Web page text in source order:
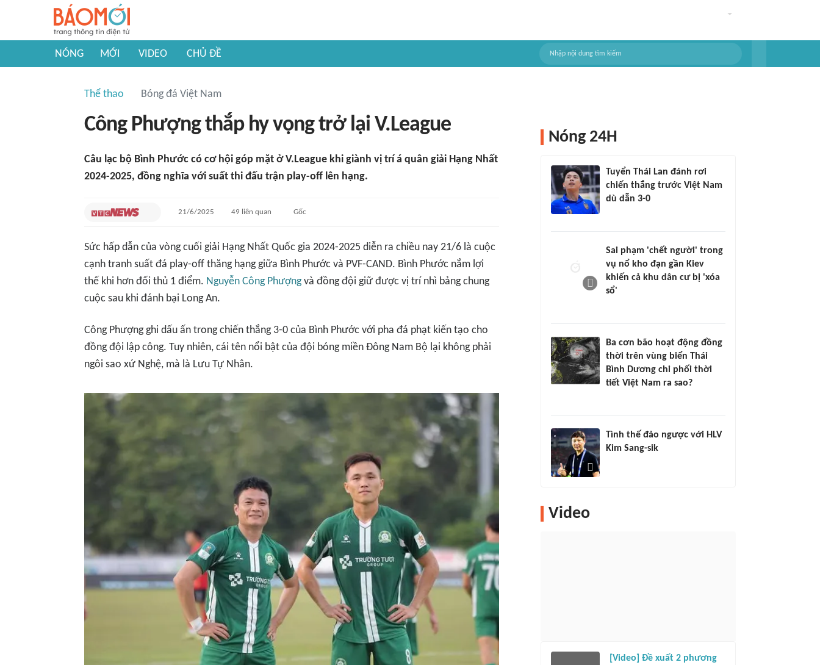
NÓNG MỚI VIDEO CHỦ ĐỀ
Thể thao Bóng đá Việt Nam
Công Phượng thắp hy vọng trở lại V.League
Câu lạc bộ Bình Phước có cơ hội góp mặt ở V.League khi giành vị trí á quân giải Hạng Nhất
2024-2025, đồng nghĩa với suất thi đấu trận play-off lên hạng.
21/6/2025 49 liên quan Gốc
Sức hấp dẫn của vòng cuối giải Hạng Nhất Quốc gia 2024-2025 diễn ra chiều nay 21/6 là cuộc
cạnh tranh suất đá play-off thăng hạng giữa Bình Phước và PVF-CAND. Bình Phước nắm lợi
thế khi hơn đối thủ 1 điểm. Nguyễn Công Phượngvà đồng đội giữ được vị trí nhì bảng chung
cuộc sau khi đánh bại Long An.
Công Phượng ghi dấu ấn trong chiến thắng 3-0 của Bình Phước với pha đá phạt kiến tạo cho
đồng đội lập công. Tuy nhiên, cái tên nổi bật của đội bóng miền Đông Nam Bộ lại không phải
ngôi sao xứ Nghệ, mà là Lưu Tự Nhân.
Nóng 24H
Tuyển Thái Lan đánh rơi
chiến thắng trước Việt Nam
dù dẫn 3-0
Sai phạm 'chết người' trong
vụ nổ kho đạn gần Kiev
khiến cả khu dân cư bị 'xóa
sổ'
Ba cơn bão hoạt động đồng
thời trên vùng biển Thái
Bình Dương chi phối thời
tiết Việt Nam ra sao?
Tình thế đảo ngược với HLV
Kim Sang-sik
Video
[Video] Đề xuất 2 phương